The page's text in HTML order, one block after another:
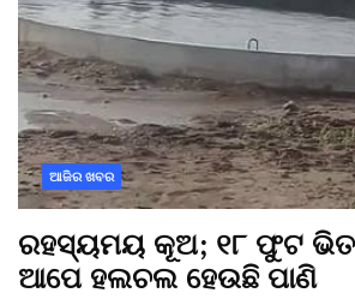
ଆଜିର ଖବର
ରହସ୍ୟମୟ କୂଅ; ୧୮ ଫୁଟ
ଆପେ ହଲଚଲ ହେଉଛି ପାଣି